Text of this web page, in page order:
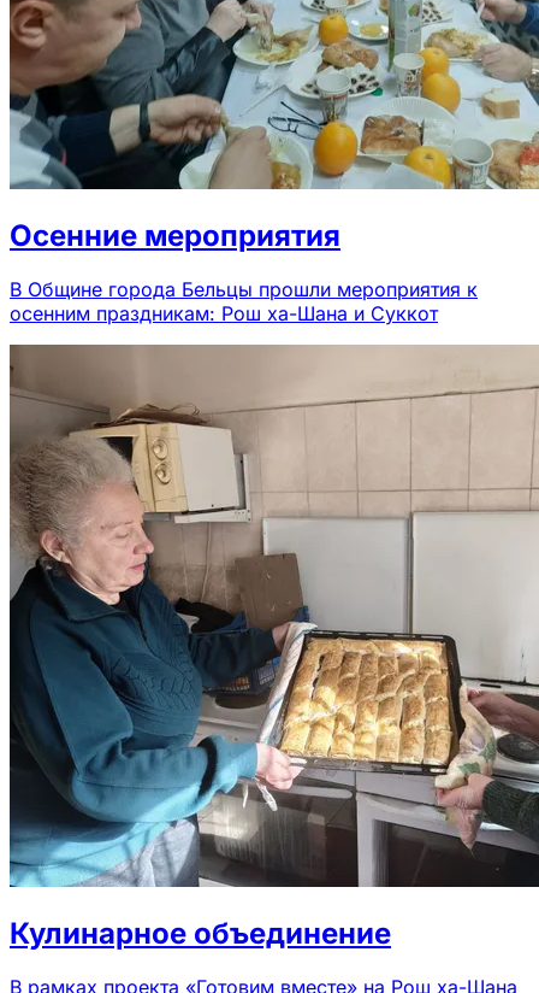
Осенние мероприятия
В Общине города Бельцы прошли мероприятия к
осенним праздникам: Рош ха-Шана и Суккот
Кулинарное объединение
В рамках проекта «Готовим вместе» на Рош ха-Шана